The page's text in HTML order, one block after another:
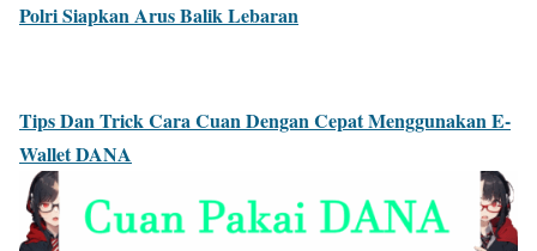
Polri Siapkan Arus Balik Lebaran
Tips Dan Trick Cara Cuan Dengan Cepat Menggunakan E-
Wallet DANA